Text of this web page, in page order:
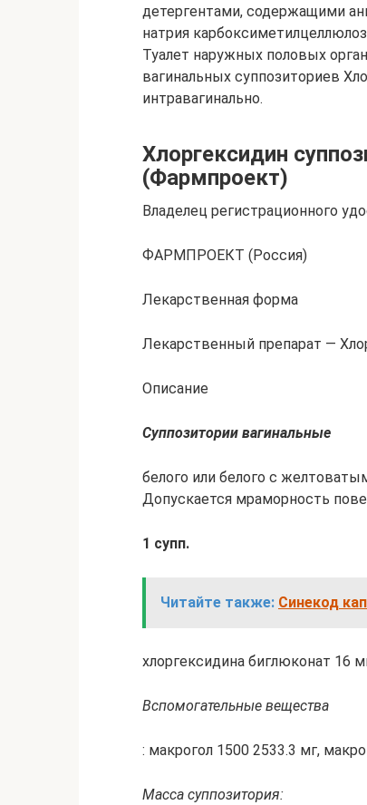
детергентами, содержащими
натрия
Туалет наружных половых
вагинальных суппозиториев
интравагинально.
Хлоргексидин
(Фармпроект)
Владелец регистрационного
ФАРМПРОЕКТ (Россия)
Лекарственная форма
Лекарственный препарат —
Описание
Суппозитории вагинальные
белого или белого с
Допускается мраморность
1 супп.
Читайте также: Синекод
хлоргексидина биглюконат 16
Вспомогательные вещества
: макрогол 1500 2533.3 мг,
Масса суппозитория: